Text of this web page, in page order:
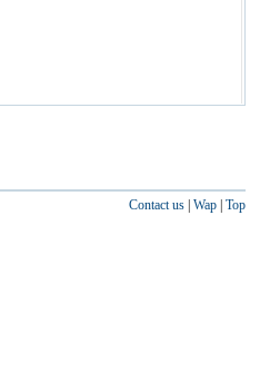
Contact us| Wap| Top